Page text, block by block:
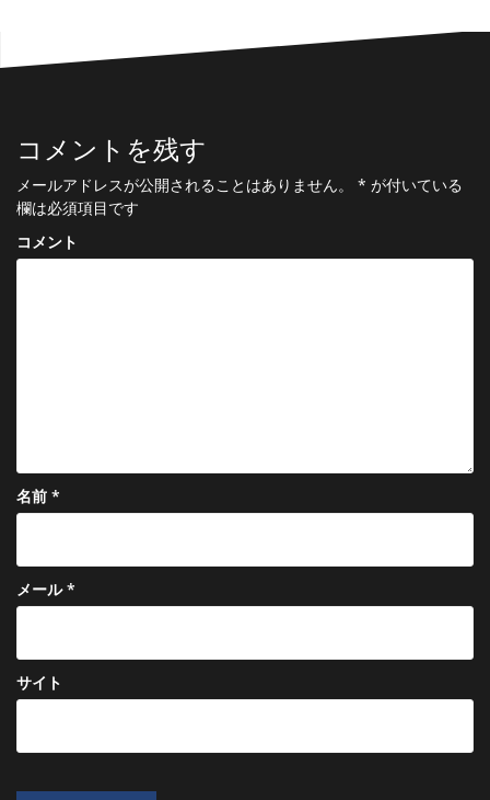
コメントを残す
メールアドレスが公開されることはありません。 * が付いている
欄は必須項目です
コメント
名前 *
メール*
サイト